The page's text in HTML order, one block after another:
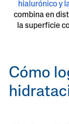
hialurónico y
combina en
la superficie
Cómo